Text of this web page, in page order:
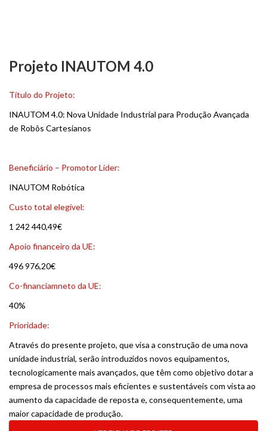
Projeto INAUTOM 4.0
Título do Projeto:
INAUTOM 4.0: Nova Unidade Industrial para Produção Avançada
de Robôs Cartesianos
Beneficiário – Promotor Líder:
INAUTOM Robótica
Custo total elegível:
1 242 440,49€
Apoio financeiro da UE:
496 976,20€
Co-financiamneto da UE:
40%
Prioridade:
Através do presente projeto, que visa a construção de uma nova
unidade industrial, serão introduzidos novos equipamentos,
tecnologicamente mais avançados, que têm como objetivo dotar a
empresa de processos mais eficientes e sustentáveis com vista ao
aumento da capacidade de reposta e, consequentemente, uma
maior capacidade de produção.